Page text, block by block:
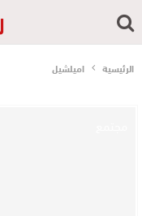
الرئيسية اميلشيل